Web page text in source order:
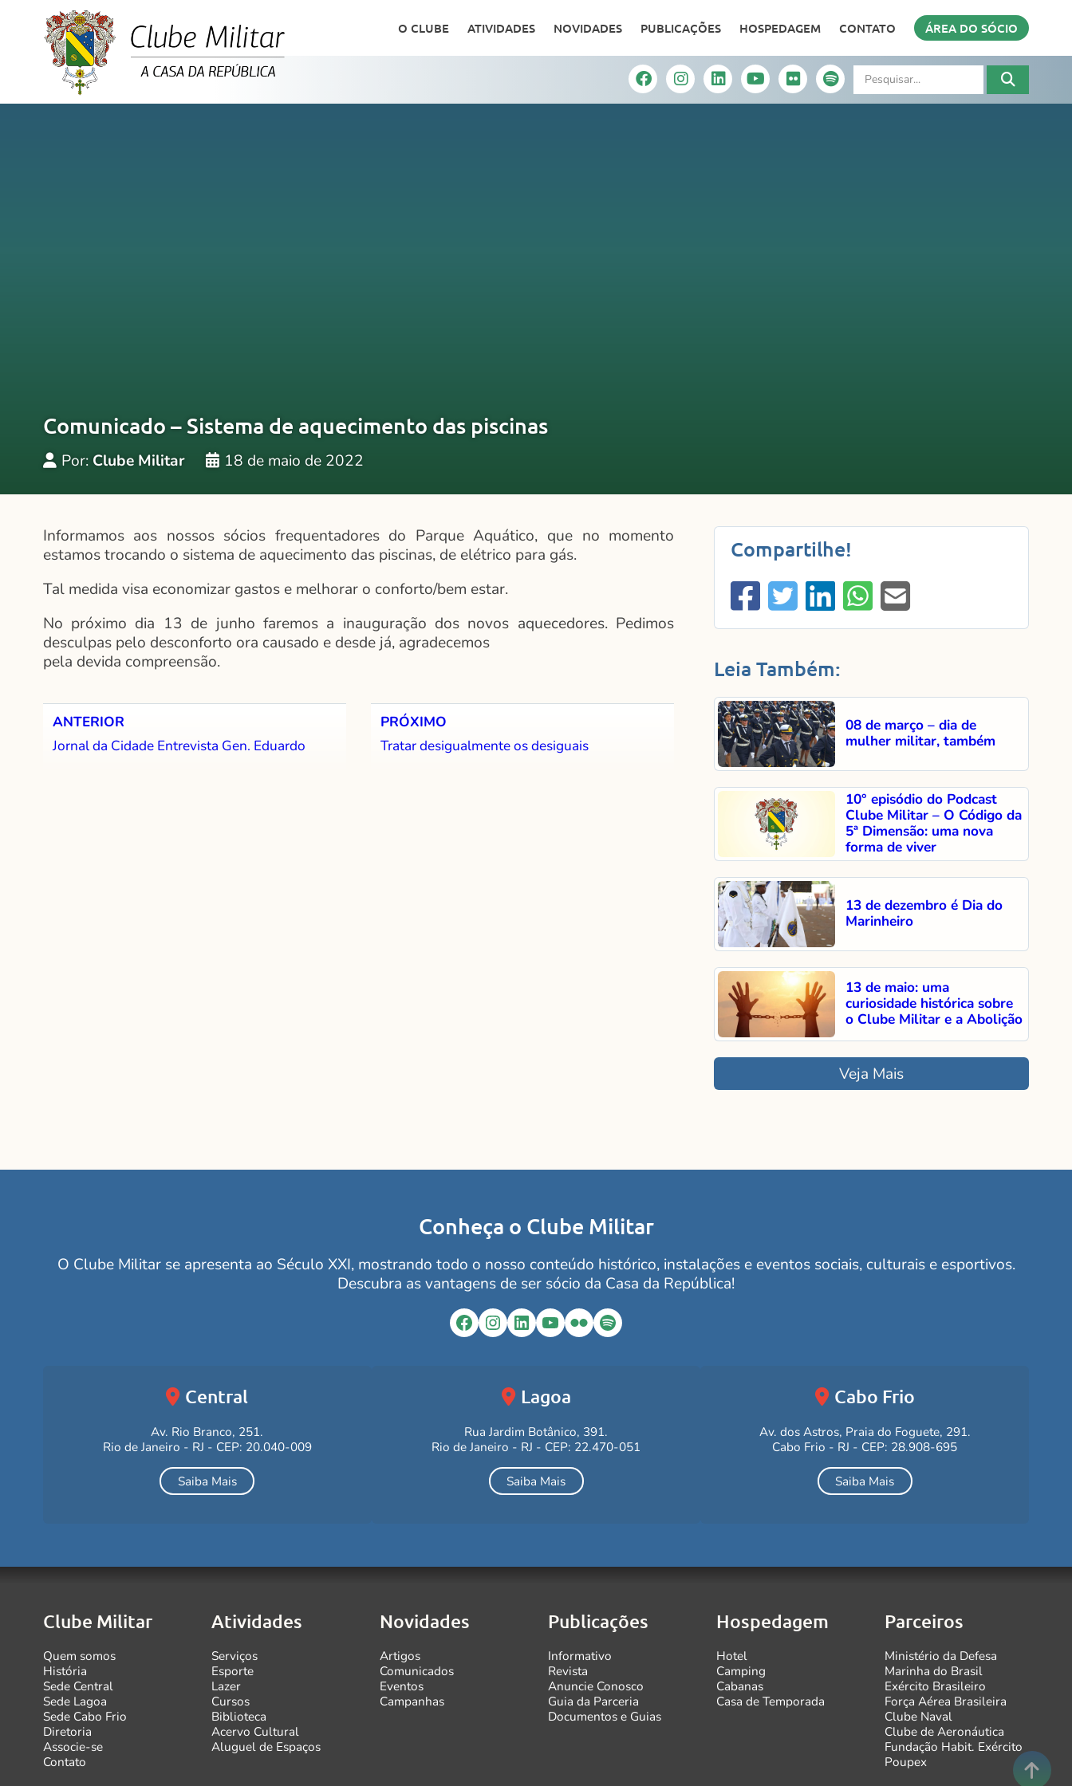
O CLUBE ATIVIDADES NOVIDADES PUBLICAÇÕES HOSPEDAGEM CONTATO ÁREA DO SÓCIO
Comunicado – Sistema de aquecimento das piscinas
Por: Clube Militar 18 de maio de 2022
Informamos aos nossos sócios frequentadores do Parque Aquático, que no momento
estamos trocando o sistema de aquecimento das piscinas, de elétrico para gás.
Tal medida visa economizar gastos e melhorar o conforto/bem estar.
No próximo dia 13 de junho faremos a inauguração dos novos aquecedores. Pedimos
desculpas pelo desconforto ora causado e desde já, agradecemos
pela devida compreensão.
ANTERIOR
Jornal da Cidade Entrevista Gen. Eduardo
PRÓXIMO
Tratar desigualmente os desiguais
Compartilhe!
Leia Também:
08 de março – dia de
mulher militar, também
10° episódio do Podcast
Clube Militar – O Código da
5ª Dimensão: uma nova
forma de viver
13 de dezembro é Dia do
Marinheiro
13 de maio: uma
curiosidade histórica sobre
o Clube Militar e a Abolição
Veja Mais
Conheça o Clube Militar
O Clube Militar se apresenta ao Século XXI, mostrando todo o nosso conteúdo histórico, instalações e eventos sociais, culturais e esportivos.
Descubra as vantagens de ser sócio da Casa da República!
Facebook
Instagram
LinkedIn
YouTube
FlickrSpotify
Central
Av. Rio Branco, 251.
Rio de Janeiro - RJ - CEP: 20.040-009
Saiba Mais
Lagoa
Rua Jardim Botânico, 391.
Rio de Janeiro - RJ - CEP: 22.470-051
Saiba Mais
Cabo Frio
Av. dos Astros, Praia do Foguete, 291.
Cabo Frio - RJ - CEP: 28.908-695
Saiba Mais
Clube Militar
Quem somos
História
Sede Central
Sede Lagoa
Sede Cabo Frio
Diretoria
Associe-se
Contato
Atividades
Serviços
Esporte
Lazer
Cursos
Biblioteca
Acervo Cultural
Aluguel de Espaços
Novidades
Artigos
Comunicados
Eventos
Campanhas
Publicações
Informativo
Revista
Anuncie Conosco
Guia da Parceria
Documentos e Guias
Hospedagem
Hotel
Camping
Cabanas
Casa de Temporada
Parceiros
Ministério da Defesa
Marinha do Brasil
Exército Brasileiro
Força Aérea Brasileira
Clube Naval
Clube de Aeronáutica
Fundação Habit. Exército
Poupex